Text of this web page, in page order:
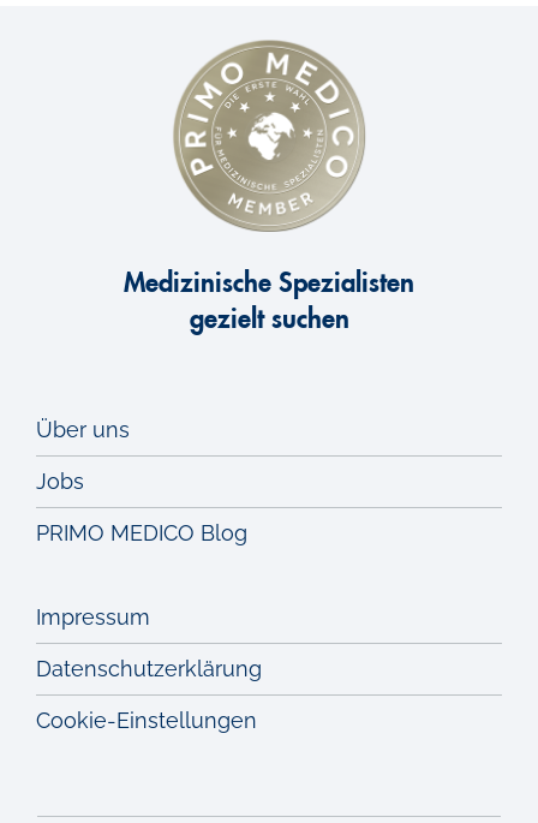
Medizinische Spezialisten
gezielt suchen
Über uns
Jobs
PRIMO MEDICO Blog
Impressum
Datenschutzerklärung
Cookie-Einstellungen